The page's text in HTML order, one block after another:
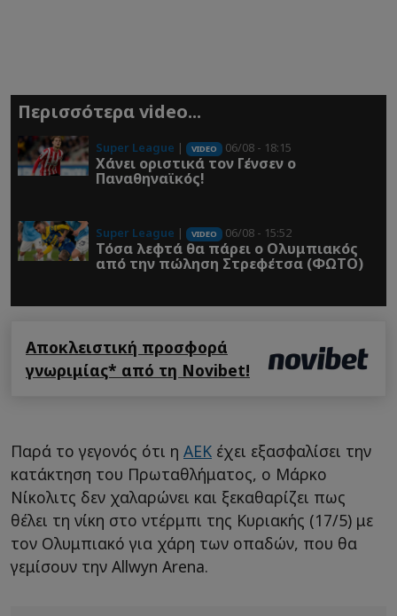
Περισσότερα video...
Super League | VIDEO 06/08 - 18:15
Χάνει οριστικά τον Γένσεν ο
Παναθηναϊκός!
Super League | VIDEO 06/08 - 15:52
Τόσα λεφτά θα πάρει ο Ολυμπιακός
από την πώληση Στρεφέτσα (ΦΩΤΟ)
Αποκλειστική προσφορά
γνωριμίας* από τη Novibet!
Παρά το γεγονός ότι η ΑΕΚ έχει εξασφαλίσει την
κατάκτηση του Πρωταθλήματος, ο Μάρκο
Νίκολιτς δεν χαλαρώνει και ξεκαθαρίζει πως
θέλει τη νίκη στο ντέρμπι της Κυριακής (17/5) με
τον Ολυμπιακό για χάρη των οπαδών, που θα
γεμίσουν την Allwyn Arena.